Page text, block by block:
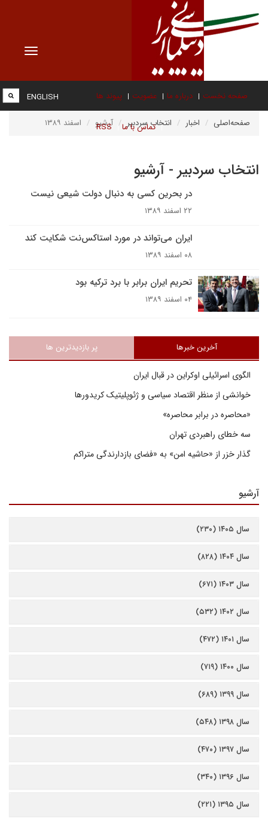
Toggle
صفحه نخست درباره ما عضویت پیوند ها
تماس با ما RSS
ENGLISH
صفحه‌اصلی اخبار انتخاب سردبیر آرشیو اسفند ۱۳۸۹
انتخاب سردبیر - آرشیو
در بحرین کسی به دنبال دولت شیعی نیست
۲۲ اسفند ۱۳۸۹
ایران می‌تواند در مورد استاکس‌نت شکایت کند
۰۸ اسفند ۱۳۸۹
تحریم ایران برابر با برد ترکیه بود
۰۴ اسفند ۱۳۸۹
آخرین خبرها پر بازدیدترین ها
الگوی اسرائیلی اوکراین در قبال ایران
خوانشی از منظر اقتصاد سیاسی و ژئوپلیتیک کریدورها
«محاصره در برابر محاصره»
سه خطای راهبردی تهران
گذار خزر از «حاشیه امن» به «فضای بازدارندگی متراکم
آرشیو
سال ۱۴۰۵ (۲۳۰)
سال ۱۴۰۴ (۸۲۸)
سال ۱۴۰۳ (۶۷۱)
سال ۱۴۰۲ (۵۳۲)
سال ۱۴۰۱ (۴۷۲)
سال ۱۴۰۰ (۷۱۹)
سال ۱۳۹۹ (۶۸۹)
سال ۱۳۹۸ (۵۴۸)
سال ۱۳۹۷ (۴۷۰)
سال ۱۳۹۶ (۳۴۰)
سال ۱۳۹۵ (۲۲۱)